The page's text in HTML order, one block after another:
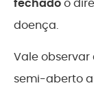
doença.
Vale observar
semi-aberto